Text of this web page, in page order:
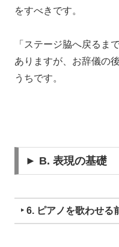
をすべきです。
「ステージ脇へ戻るま
ありますが、 お辞儀の
うちです。
► B. 表現の基礎
‣ 6. ピアノを歌わせる